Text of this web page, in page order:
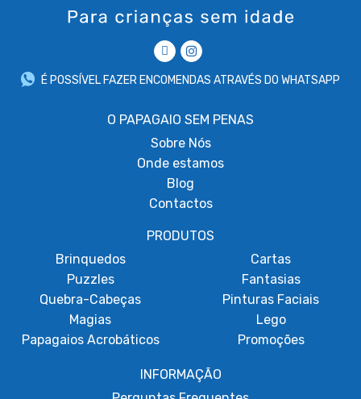
É POSSÍVEL FAZER ENCOMENDAS ATRAVÉS DO WHATSAPP
O PAPAGAIO SEM PENAS
Sobre Nós
Onde estamos
Blog
Contactos
PRODUTOS
Brinquedos
Puzzles
Quebra-Cabeças
Magias
Papagaios Acrobáticos
Cartas
Fantasias
Pinturas Faciais
Lego
Promoções
INFORMAÇÃO